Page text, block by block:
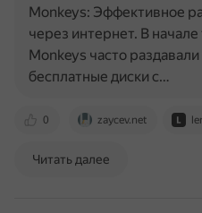
0 zaycev.net
Monkeys: Эффективное
через интернет. В
Monkeys часто
бесплатные диски с…
Читать далее